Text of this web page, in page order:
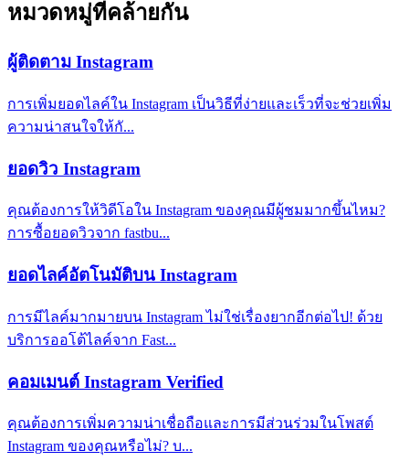
หมวดหมู่ที่คล้ายกัน
ผู้ติดตาม Instagram
การเพิ่มยอดไลค์ใน Instagram เป็นวิธีที่ง่ายและเร็วที่จะช่วยเพิ่ม
ความน่าสนใจให้กั...
ยอดวิว Instagram
คุณต้องการให้วิดีโอใน Instagram ของคุณมีผู้ชมมากขึ้นไหม?
การซื้อยอดวิวจาก fastbu...
ยอดไลค์อัตโนมัติบน Instagram
การมีไลค์มากมายบน Instagram ไม่ใช่เรื่องยากอีกต่อไป! ด้วย
บริการออโต้ไลค์จาก Fast...
คอมเมนต์ Instagram Verified
คุณต้องการเพิ่มความน่าเชื่อถือและการมีส่วนร่วมในโพสต์
Instagram ของคุณหรือไม่? บ...